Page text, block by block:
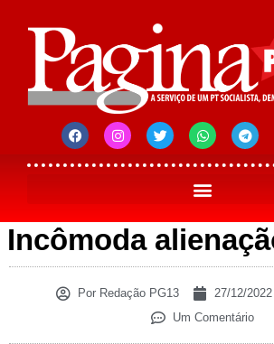
Incômoda
PorRedação PG13 27/12/2022
Um Comentário